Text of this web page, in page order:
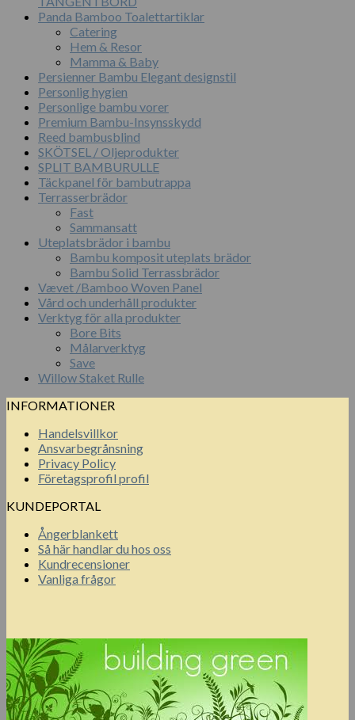
Panda Bamboo Toalettartiklar
Catering
Hem & Resor
Mamma & Baby
Persienner Bambu Elegant designstil
Personlig hygien
Personlige bambu vorer
Premium Bambu-Insynsskydd
Reed bambusblind
SKÖTSEL / Oljeprodukter
SPLIT BAMBURULLE
Täckpanel för bambutrappa
Terrasserbrädor
Fast
Sammansatt
Uteplatsbrädor i bambu
Bambu komposit uteplats brädor
Bambu Solid Terrassbrädor
Vævet /Bamboo Woven Panel
Vård och underhåll produkter
Verktyg för alla produkter
Bore Bits
Målarverktyg
Save
Willow Staket Rulle
INFORMATIONER
Handelsvillkor
Ansvarbegrånsning
Privacy Policy
Företagsprofil profil
KUNDEPORTAL
Ångerblankett
Så här handlar du hos oss
Kundrecensioner
Vanliga frågor